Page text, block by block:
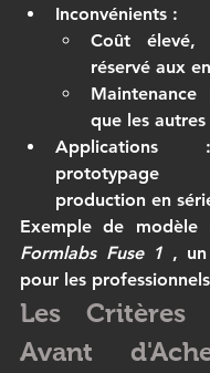
Inconvénients :
Coût élevé,
réservé aux
Maintenance
que les
Applications :
prototypage
production en
Exemple de modèle
Formlabs Fuse 1 ,
pour les
Les Critères
Avant